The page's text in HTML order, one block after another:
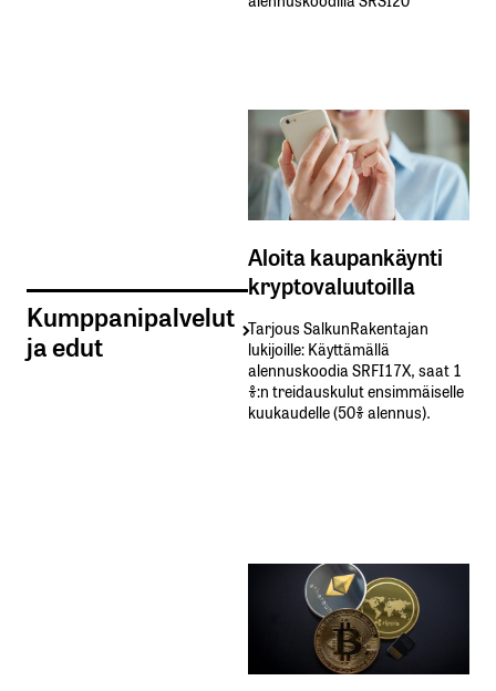
Kumppanipalvelut
ja edut
Aloita kaupankäynti
kryptovaluutoilla
Tarjous SalkunRakentajan
lukijoille: Käyttämällä​ ​
alennuskoodia​ ​SRFI17X,​ ​saat​ ​1
%:n treidauskulut​ ​ensimmäiselle​ ​
kuukaudelle​ ​(50%​ ​alennus).